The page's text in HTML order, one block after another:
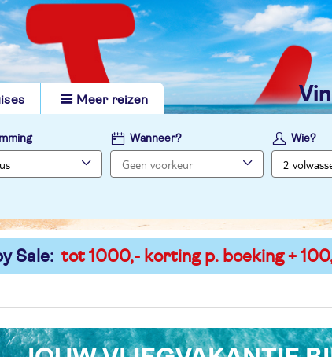
Meer reizen
Wanneer? Wie?
Sale: tot 1000,- korting p. boeking +